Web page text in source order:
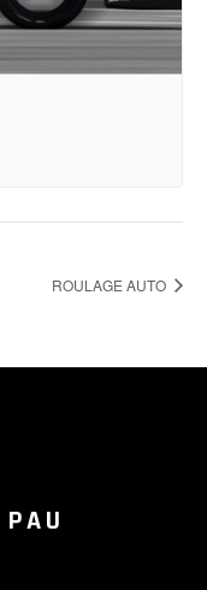
ROULAGE AUTO